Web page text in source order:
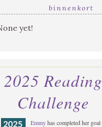
binnenkort
yet!
2025 Reading
Challenge
Emmyhas completed her goal